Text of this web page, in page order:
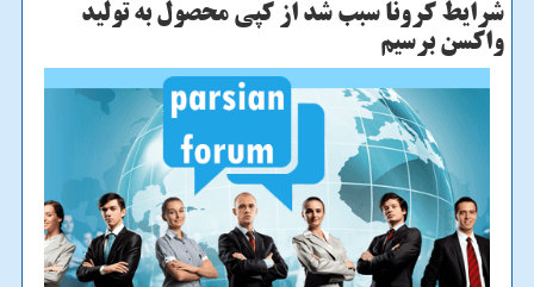
شرایط كرونا سبب شد از كپی محصول به تولید
واكسن برسیم